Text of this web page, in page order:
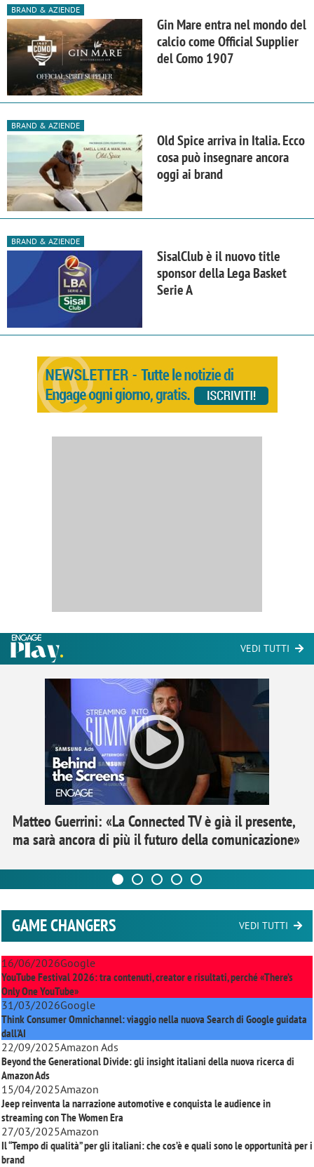
BRAND & AZIENDE
Gin Mare entra nel mondo del
calcio come Official Supplier
del Como 1907
BRAND & AZIENDE
Old Spice arriva in Italia. Ecco
cosa può insegnare ancora
oggi ai brand
BRAND & AZIENDE
SisalClub è il nuovo title
sponsor della Lega Basket
Serie A
VEDI TUTTI
Matteo Guerrini: «La Connected TV è già il presente,
ma sarà ancora di più il futuro della comunicazione»
GAME CHANGERS VEDI TUTTI
16/06/2026Google
YouTube Festival 2026: tra contenuti, creator e risultati, perché «There’s
Only One YouTube»
31/03/2026Google
Think Consumer Omnichannel: viaggio nella nuova Search di Google guidata
dall'AI
22/09/2025Amazon Ads
Beyond the Generational Divide: gli insight italiani della nuova ricerca di
Amazon Ads
15/04/2025Amazon
Jeep reinventa la narrazione automotive e conquista le audience in
streaming conThe Women Era
27/03/2025Amazon
Il “Tempo di qualità” per gli italiani: che cos’è e quali sono le opportunità per i
brand